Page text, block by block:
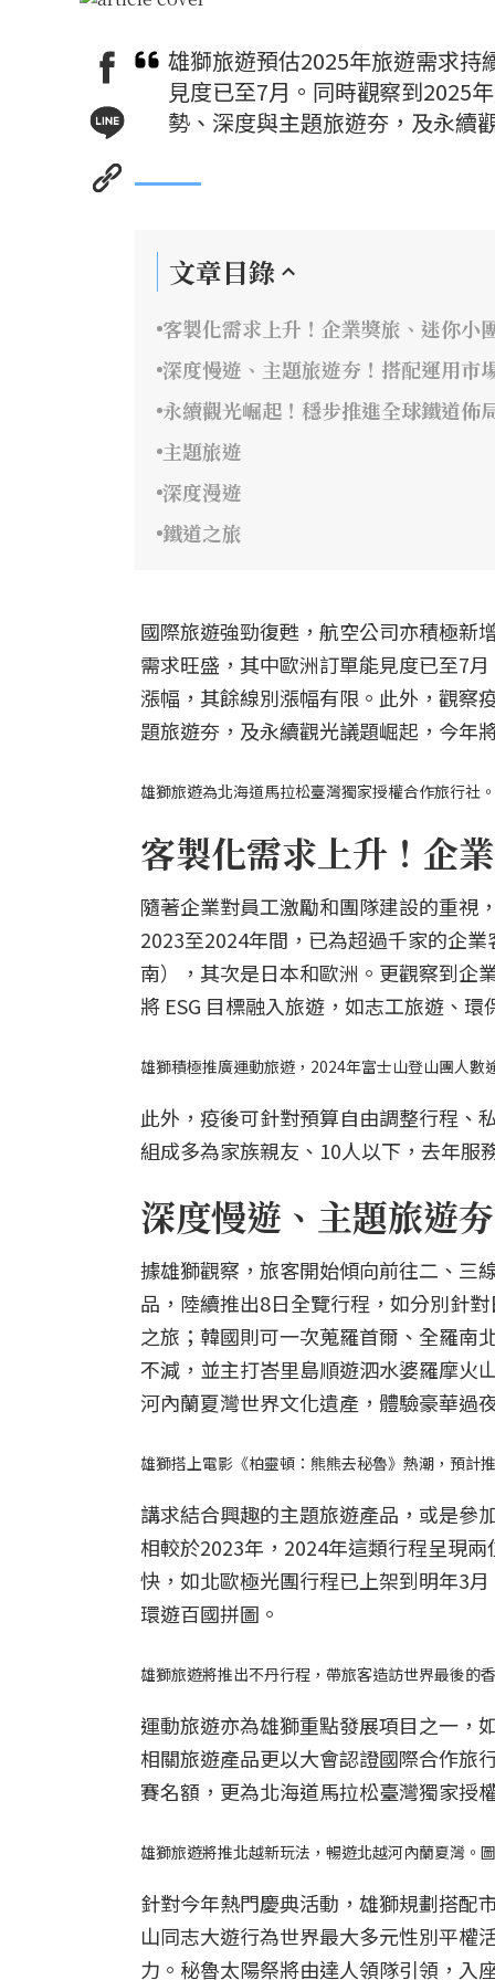
雄獅旅遊預估2025年旅遊需求
見度已至7月。同時觀察到2025
勢、深度與主題旅遊夯，及永續
文章目錄
客製化需求上升！企業獎旅、迷你小
深度慢遊、主題旅遊夯！搭配運用市
永續觀光崛起！穩步推進全球鐵道佈
主題旅遊
深度漫遊
鐵道之旅
國際旅遊強勁復甦，航空公司亦積極新
需求旺盛，其中歐洲訂單能見度已至7
漲幅，其餘線別漲幅有限。此外，觀察
題旅遊夯，及永續觀光議題崛起，今年
雄獅旅遊為北海道馬拉松臺灣獨家授權合作旅行社
客製化需求上升！企
隨著企業對員工激勵和團隊建設的重視
2023至2024年間，已為超過千家的企
南），其次是日本和歐洲。更觀察到企
將 ESG 目標融入旅遊，如志工旅遊、
雄獅積極推廣運動旅遊，2024年富士山登山團人數
此外，疫後可針對預算自由調整行程、
組成多為家族親友、10人以下，去年服
深度慢遊、主題旅遊
據雄獅觀察，旅客開始傾向前往二、三
品，陸續推出8日全覽行程，如分別針
之旅；韓國則可一次蒐羅首爾、全羅南
不減，並主打峇里島順遊泗水婆羅摩火
河內蘭夏灣世界文化遺產，體驗豪華過
雄獅搭上電影《柏靈頓：熊熊去秘魯》熱潮，預計
講求結合興趣的主題旅遊產品，或是參
相較於2023年，2024年這類行程呈現
快，如北歐極光團行程已上架到明年3
環遊百國拼圖。
雄獅旅遊將推出不丹行程，帶旅客造訪世界最後的
運動旅遊亦為雄獅重點發展項目之一，
相關旅遊產品更以大會認證國際合作旅
賽名額，更為北海道馬拉松臺灣獨家授
雄獅旅遊將推北越新玩法，暢遊北越河內蘭夏灣。
針對今年熱門慶典活動，雄獅規劃搭配
山同志大遊行為世界最大多元性別平權
力。秘魯太陽祭將由達人領隊引領，入